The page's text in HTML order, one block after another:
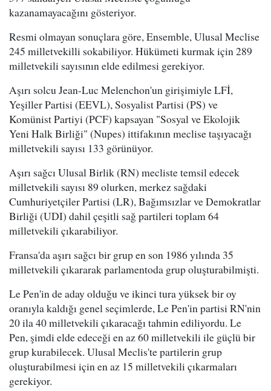
kazanamayacağını gösteriyor.
Resmi olmayan sonuçlara göre, Ensemble, Ulusal Meclise
245 milletvekilli sokabiliyor. Hükümeti kurmak için 289
milletvekili sayısının elde edilmesi gerekiyor.
Aşırı solcu Jean-Luc Melenchon'un girişimiyle LFİ,
Yeşiller Partisi (EEVL), Sosyalist Partisi (PS) ve
Komünist Partiyi (PCF) kapsayan "Sosyal ve Ekolojik
Yeni Halk Birliği" (Nupes) ittifakının meclise taşıyacağı
milletvekili sayısı 133 görünüyor.
Aşırı sağcı Ulusal Birlik (RN) mecliste temsil edecek
milletvekili sayısı 89 olurken, merkez sağdaki
Cumhuriyetçiler Partisi (LR), Bağımsızlar ve Demokratlar
Birliği (UDI) dahil çeşitli sağ partileri toplam 64
milletvekili çıkarabiliyor.
Fransa'da aşırı sağcı bir grup en son 1986 yılında 35
milletvekili çıkararak parlamentoda grup oluşturabilmişti.
Le Pen'in de aday olduğu ve ikinci tura yüksek bir oy
oranıyla kaldığı genel seçimlerde, Le Pen'in partisi RN'nin
20 ila 40 milletvekili çıkaracağı tahmin ediliyordu. Le
Pen, şimdi elde edeceği en az 60 milletvekili ile güçlü bir
grup kurabilecek. Ulusal Meclis'te partilerin grup
oluşturabilmesi için en az 15 milletvekili çıkarmaları
gerekiyor.